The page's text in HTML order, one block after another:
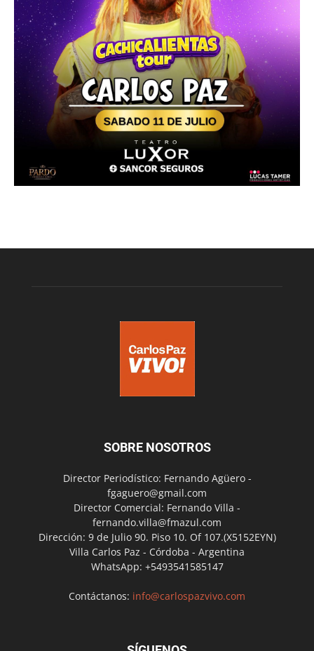
SOBRE NOSOTROS
Director Periodístico: Fernando Agüero -
fgaguero@gmail.com
Director Comercial: Fernando Villa -
fernando.villa@fmazul.com
Dirección: 9 de Julio 90. Piso 10. Of 107.(X5152EYN)
Villa Carlos Paz - Córdoba - Argentina
WhatsApp: +5493541585147
Contáctanos: info@carlospazvivo.com